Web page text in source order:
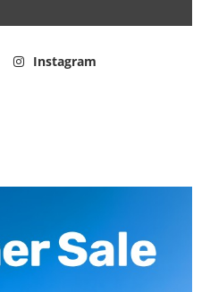
Instagram